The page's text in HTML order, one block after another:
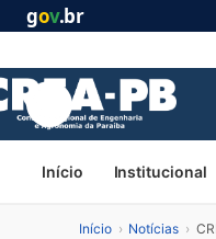
gov.br
Início Institucional
Início › Notícias ›